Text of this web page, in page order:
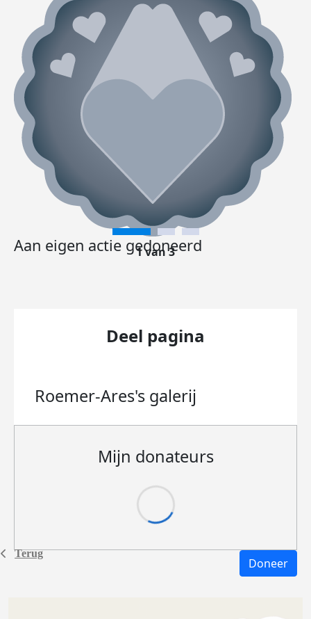
Terug
Aan eigen actie gedoneerd
1 van 3
Deel pagina
Roemer-Ares's galerij
Mijn donateurs
Doneer